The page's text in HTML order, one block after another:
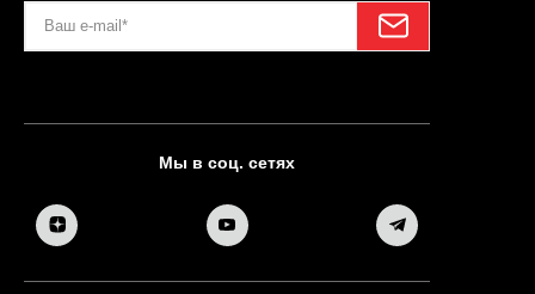
Мы в соц. сетях